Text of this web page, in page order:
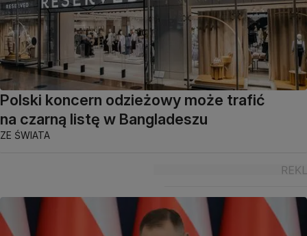
Polski koncern odzieżowy może trafić
na czarną listę w Bangladeszu
ZE ŚWIATA